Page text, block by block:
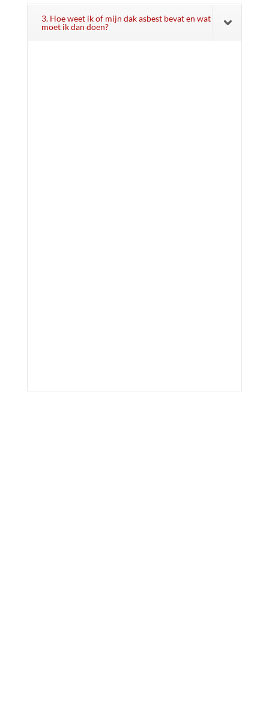
3. Hoe weet ik of mijn dak asbest bevat en wat
moet ik dan doen?